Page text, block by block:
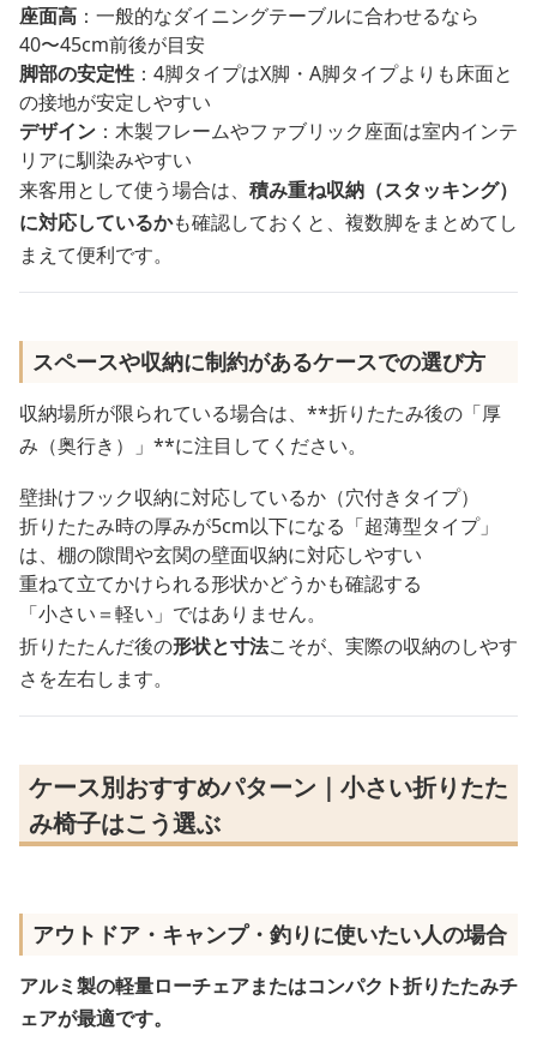
座面高 ：一般的なダイニングテーブルに合わせるなら
40〜45cm前後が目安
脚部の安定性 ：4脚タイプはX脚・A脚タイプよりも床面と
の接地が安定しやすい
デザイン ：木製フレームやファブリック座面は室内インテ
リアに馴染みやすい
来客用として使う場合は、 積み重ね収納（スタッキング）
に対応しているかも確認しておくと、複数脚をまとめてし
まえて便利です。
スペースや収納に制約があるケースでの選び方
収納場所が限られている場合は、**折りたたみ後の「厚
み（奥行き）」**に注目してください。
壁掛けフック収納に対応しているか（穴付きタイプ）
折りたたみ時の厚みが5cm以下になる「超薄型タイプ」
は、棚の隙間や玄関の壁面収納に対応しやすい
重ねて立てかけられる形状かどうかも確認する
「小さい＝軽い」ではありません。
折りたたんだ後の形状と寸法こそが、実際の収納のしやす
さを左右します。
ケース別おすすめパターン｜小さい折りたた
み椅子はこう選ぶ
アウトドア・キャンプ・釣りに使いたい人の場合
アルミ製の軽量ローチェアまたはコンパクト折りたたみチ
ェアが最適です。